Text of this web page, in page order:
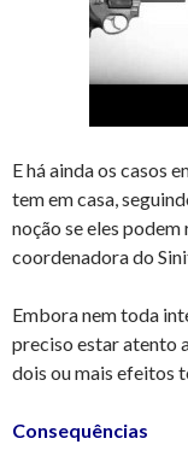
E há ainda os casos
tem em casa,
noção se eles
coordenadora do
Embora nem toda
preciso estar atento
dois ou mais efeitos
Consequências